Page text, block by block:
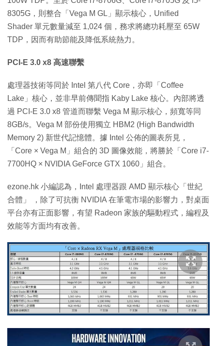
8305G，則整合「Vega M GL」顯示核心，Unified
Shader 單元數量減至 1,024 個，務求將總功耗壓至 65W
TDP，因而有助節能及降低系統熱力。
PCI-E 3.0 x8 高速聯繫
處理器技術等同於 Intel 第八代 Core，亦即「Coffee
Lake」核心，並非早前傳聞指 Kaby Lake 核心。內部將透
過 PCI-E 3.0 x8 管道而聯繫 Vega M 顯示核心，頻寬等同
8GB/s。Vega M 部份使用獨立 HBM2 (High Bandwidth
Memory 2) 新世代記憶體。據 Intel 公佈的圖表所見，
「Core × Vega M」組合的 3D 圖像效能，將勝於「Core i7-
7700HQ × NVIDIA GeForce GTX 1060」組合。
ezone.hk 小編認為，Intel 處理器跟 AMD 顯示核心「世紀
合體」 ，除了可抗衡 NVIDIA 在筆電市場的影響力，對桌面
平台亦有正面影響，有望 Radeon 家族的驅動程式，編程及
效能等方面均有改善。